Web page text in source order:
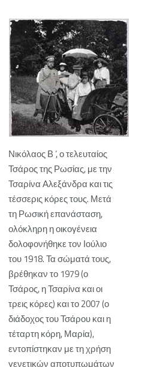
Νικόλαος Β ‘, ο τελευταίος
Τσάρος της Ρωσίας, με την
Τσαρίνα Αλεξάνδρα και τις
τέσσερις κόρες τους. Μετά
τη Ρωσική επανάσταση,
ολόκληρη η οικογένεια
δολοφονήθηκε τον Ιούλιο
του 1918. Τα σώματά τους,
βρέθηκαν το 1979 (ο
Τσάρος, η Τσαρίνα και οι
τρεις κόρες) και το 2007 (ο
διάδοχος του Τσάρου και η
τέταρτη κόρη, Μαρία),
εντοπίστηκαν με τη χρήση
γενετικών αποτυπωμάτων